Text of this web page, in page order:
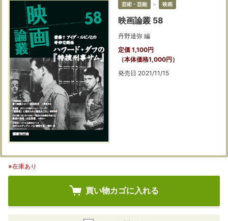
芸術・芸能 ＞ 映画
映画論叢 58
丹野達弥 編
定価 1,100円
（本体価格1,000円）
発売日 2021/11/15
※在庫あり
買い物カゴに入れる